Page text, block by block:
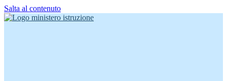
Salta al contenuto